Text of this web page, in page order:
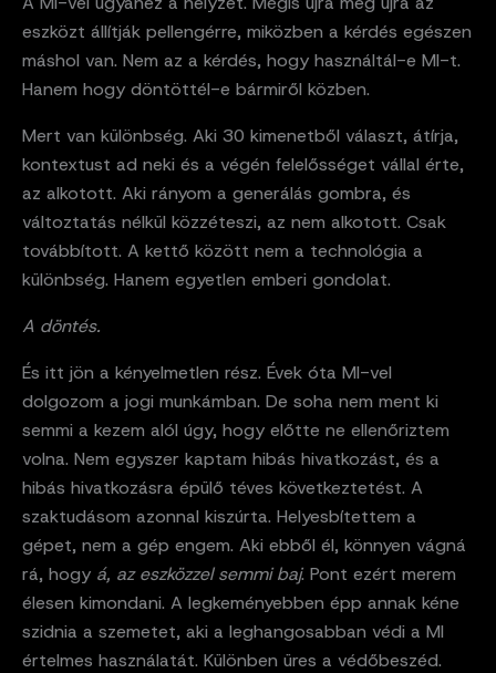
eszközt állítják pellengérre, miközben a kérdés egészen
máshol van. Nem az a kérdés, hogy használtál-e MI-t.
Hanem hogy döntöttél-e bármiről közben.
Mert van különbség. Aki 30 kimenetből választ, átírja,
kontextust ad neki és a végén felelősséget vállal érte,
az alkotott. Aki rányom a generálás gombra, és
változtatás nélkül közzéteszi, az nem alkotott. Csak
továbbított. A kettő között nem a technológia a
különbség. Hanem egyetlen emberi gondolat.
A döntés.
És itt jön a kényelmetlen rész. Évek óta MI-vel
dolgozom a jogi munkámban. De soha nem ment ki
semmi a kezem alól úgy, hogy előtte ne ellenőriztem
volna. Nem egyszer kaptam hibás hivatkozást, és a
hibás hivatkozásra épülő téves következtetést. A
szaktudásom azonnal kiszúrta. Helyesbítettem a
gépet, nem a gép engem. Aki ebből él, könnyen vágná
rá, hogy á, az eszközzel semmi baj. Pont ezért merem
élesen kimondani. A legkeményebben épp annak kéne
szidnia a szemetet, aki a leghangosabban védi a MI
értelmes használatát. Különben üres a védőbeszéd.